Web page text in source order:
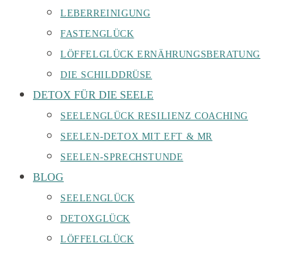
LEBERREINIGUNG
FASTENGLÜCK
LÖFFELGLÜCK ERNÄHRUNGSBERATUNG
DIE SCHILDDRÜSE
DETOX FÜR DIE SEELE
SEELENGLÜCK RESILIENZ COACHING
SEELEN-DETOX MIT EFT & MR
SEELEN-SPRECHSTUNDE
BLOG
SEELENGLÜCK
DETOXGLÜCK
LÖFFELGLÜCK